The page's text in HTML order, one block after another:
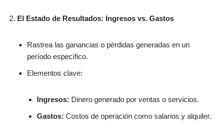
El Estado de Resultados: Ingresos vs. Gastos
Rastrea las ganancias o pérdidas generadas en un
período específico.
Elementos clave:
Ingresos: Dinero generado por ventas o servicios.
Gastos: Costos de operación como salarios y alquiler.